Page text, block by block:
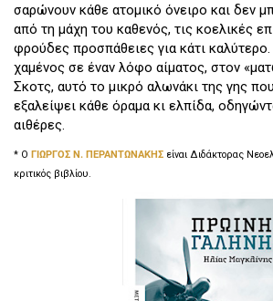
σαρώνουν κάθε ατομικό όνειρο και δεν
από τη μάχη του καθενός, τις κοελικές
φρούδες προσπάθειες για κάτι
χαμένος σε έναν λόφο αίματος, στον
Σκοτς, αυτό το μικρό αλωνάκι της γης
εξαλείψει κάθε όραμα κι ελπίδα,
αιθέρες.
* Ο ΓΙΩΡΓΟΣ Ν. ΠΕΡΑΝΤΩΝΑΚΗΣ είναι Διδάκτορας
κριτικός βιβλίου.